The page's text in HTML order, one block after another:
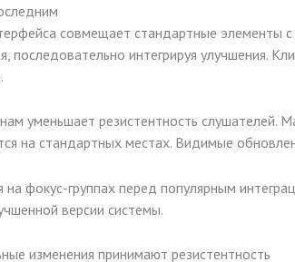
совмещает стандартные
интегрируя улучшения.
уменьшает резистентность
на стандартных местах. Видимые
фокус-группах перед популярным
версии системы.
изменения принимают резистентность